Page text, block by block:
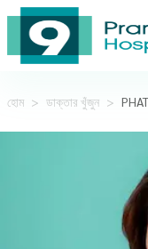
হোম > ডাক্তার খুঁজুন >